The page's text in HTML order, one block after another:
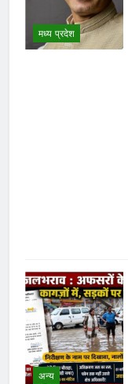
मध्य प्रदेश
अन्य